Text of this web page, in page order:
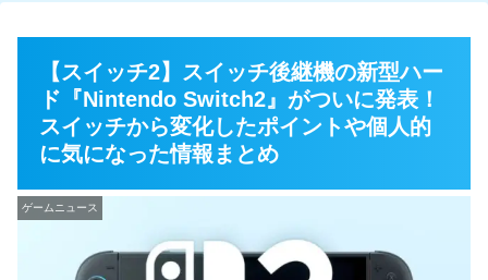
【スイッチ2】スイッチ後継機の新型ハー
ド『Nintendo Switch2』がついに発表！
スイッチから変化したポイントや個人的
に気になった情報まとめ
ゲームニュース